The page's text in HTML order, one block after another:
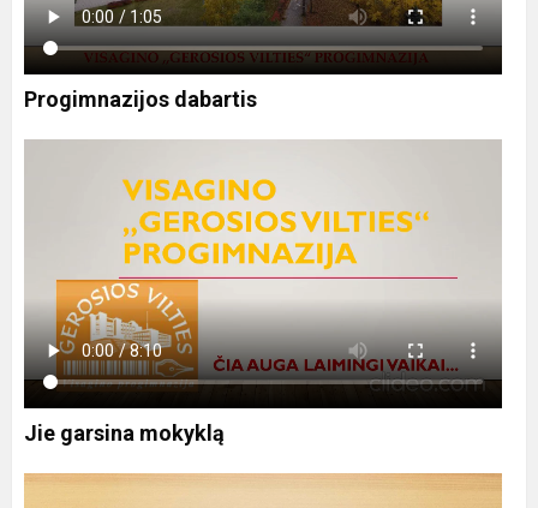
Progimnazijos dabartis
Jie garsina mokyklą